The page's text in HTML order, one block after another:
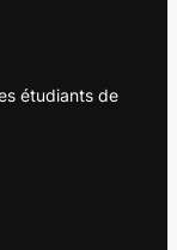
étudiants de